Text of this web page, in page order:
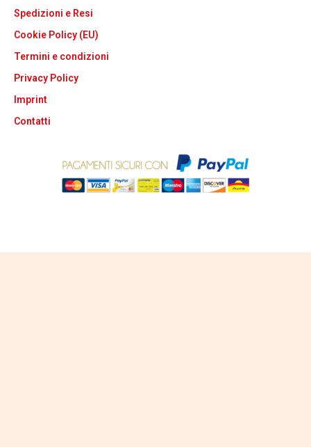
Spedizioni e Resi
Cookie Policy (EU)
Termini e condizioni
Privacy Policy
Imprint
Contatti